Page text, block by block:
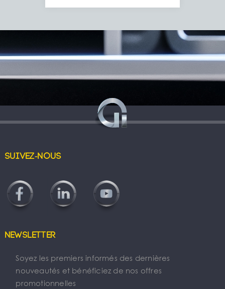
Suivez-nous
Newsletter
Soyez les premiers informés des dernières
nouveautés et bénéficiez de nos offres
promotionnelles